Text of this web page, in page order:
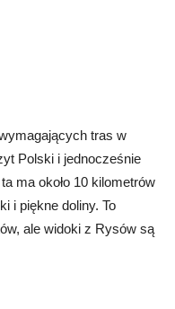
tras w
Polski i jednocześnie
ma około 10 kilometrów
i piękne doliny. To
ale widoki z Rysów są